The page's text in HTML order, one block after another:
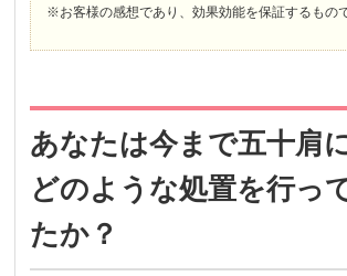
※お客様の感想であり、効果効能を保証するもの
あなたは今まで五十肩
どのような処置を行っ
たか？